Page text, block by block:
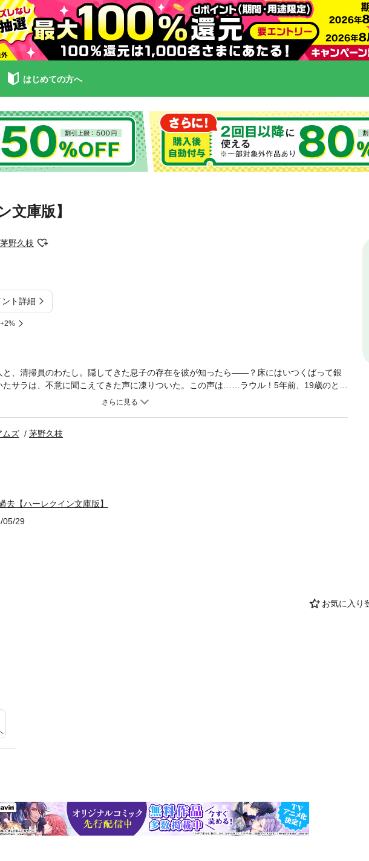
はじめての方へ
文庫版】
茅野久枝
ント詳細
お気に入り
と、清掃員のわたし。隠してきた息子の存在を彼が知ったら――？床にはいつくばって銀
たサラは、不意に聞こえてきた声に凍りついた。この声は……ラウル！5年前、19歳のと
おちた男性。でも彼は帰国する際、永遠の約束を求めるサラに冷たく告げた。“ぼくの人生
ることを。＊本書は、ハーレクイン・セレクトから既に配信されている作品のハーレク
入の際は十分ご注意ください。
ムズ
茅野久枝
去【ハーレクイン文庫版】
05/29